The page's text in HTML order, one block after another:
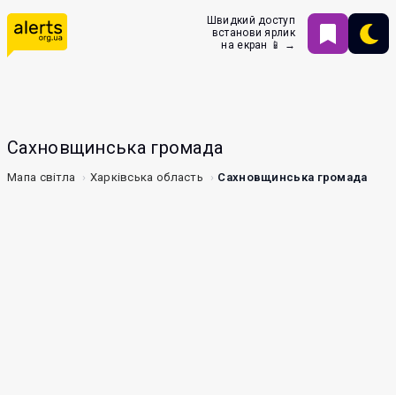
Швидкий доступ
встанови ярлик
на екран 📱 →
Сахновщинська громада
Мапа світла Харківська область Сахновщинська громада